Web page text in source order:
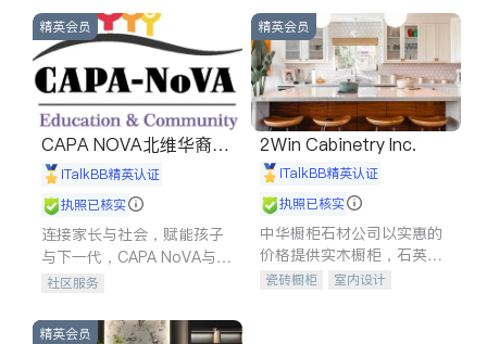
石。
精英会员
CAPA NOVA北维华裔家
长会iTalkBB精英认证
执照已核实
连接家长与社会，赋能孩子
与下一代，CAPA NoVA与您
携手建设包容、公平、充满
社区服务
精英会员
2Win Cabinetry Inc.
iTalkBB精英认证
执照已核实
中华橱柜石材公司以实惠的
价格提供实木橱柜，石英石
台面，多种优质不锈钢水
瓷砖橱柜
室内设计
精英会员